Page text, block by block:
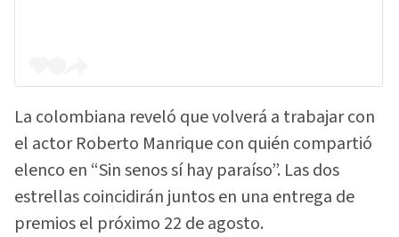
La colombiana reveló que volverá a trabajar con
el actor Roberto Manrique con quién compartió
elenco en “Sin senos sí hay paraíso”. Las dos
estrellas coincidirán juntos en una entrega de
premios el próximo 22 de agosto.